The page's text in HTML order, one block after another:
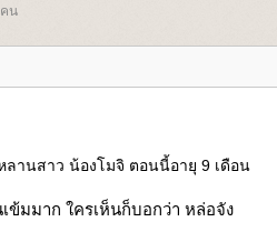
น
ลานสาว น้องโมจิ ตอนนี้อายุ 9 เดือน
มมาก ใครเห็นก็บอกว่า หล่อจัง